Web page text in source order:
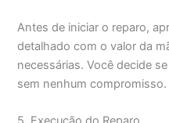
Antes de iniciar o reparo,
detalhado com o valor da
necessárias. Você decide
sem nenhum compromisso.